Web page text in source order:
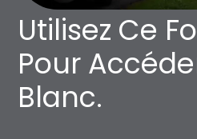
Utilisez Ce
Pour
Blanc.